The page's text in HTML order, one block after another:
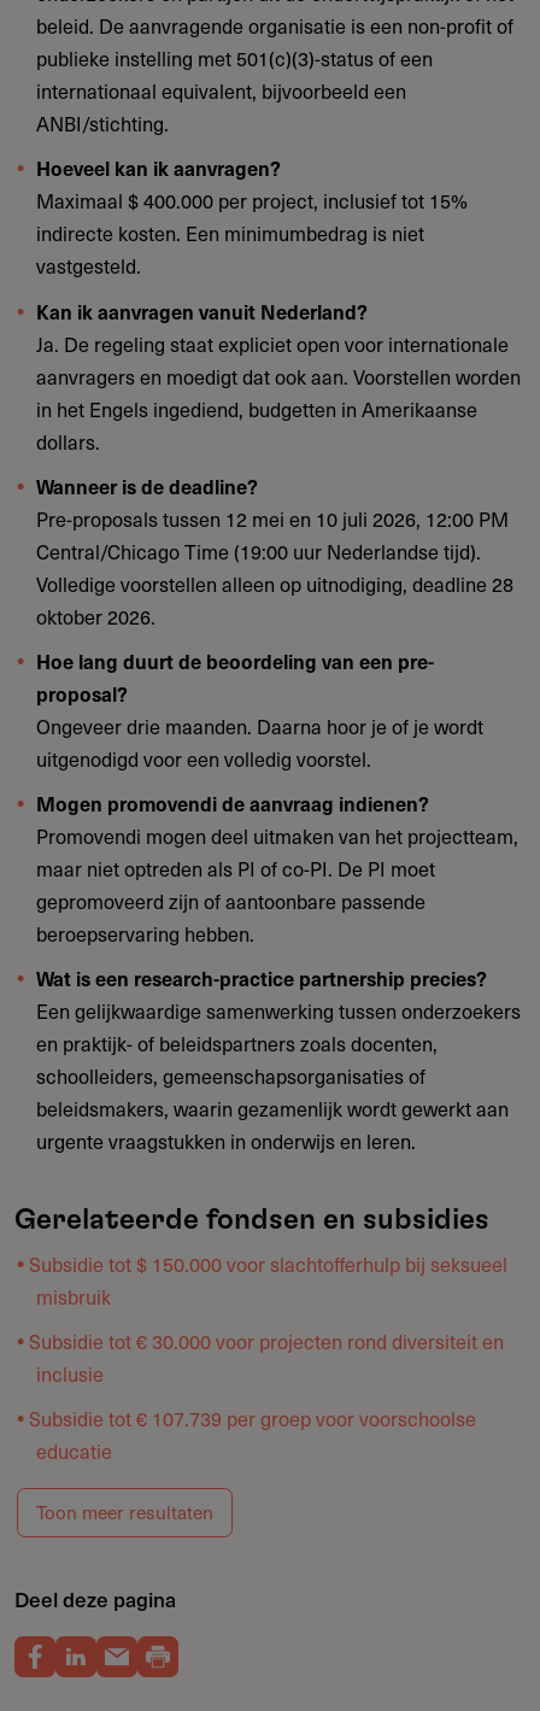
beleid. De aanvragende organisatie is een non-profit of
publieke instelling met 501(c)(3)-status of een
internationaal equivalent, bijvoorbeeld een
ANBI/stichting.
Hoeveel kan ik aanvragen?
Maximaal $ 400.000 per project, inclusief tot 15%
indirecte kosten. Een minimumbedrag is niet
vastgesteld.
Kan ik aanvragen vanuit Nederland?
Ja. De regeling staat expliciet open voor internationale
aanvragers en moedigt dat ook aan. Voorstellen worden
in het Engels ingediend, budgetten in Amerikaanse
dollars.
Wanneer is de deadline?
Pre-proposals tussen 12 mei en 10 juli 2026, 12:00 PM
Central/Chicago Time (19:00 uur Nederlandse tijd).
Volledige voorstellen alleen op uitnodiging, deadline 28
oktober 2026.
Hoe lang duurt de beoordeling van een pre-
proposal?
Ongeveer drie maanden. Daarna hoor je of je wordt
uitgenodigd voor een volledig voorstel.
Mogen promovendi de aanvraag indienen?
Promovendi mogen deel uitmaken van het projectteam,
maar niet optreden als PI of co-PI. De PI moet
gepromoveerd zijn of aantoonbare passende
beroepservaring hebben.
Wat is een research-practice partnership precies?
Een gelijkwaardige samenwerking tussen onderzoekers
en praktijk- of beleidspartners zoals docenten,
schoolleiders, gemeenschapsorganisaties of
beleidsmakers, waarin gezamenlijk wordt gewerkt aan
urgente vraagstukken in onderwijs en leren.
Gerelateerde fondsen en subsidies
Subsidie tot $ 150.000 voor slachtofferhulp bij seksueel
misbruik
Subsidie tot € 30.000 voor projecten rond diversiteit en
inclusie
Subsidie tot € 107.739 per groep voor voorschoolse
educatie
Toon meer resultaten
Deel deze pagina